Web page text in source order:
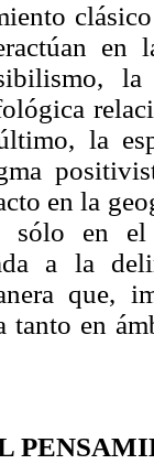
en
la
en la
en el
a la
que,
tanto en